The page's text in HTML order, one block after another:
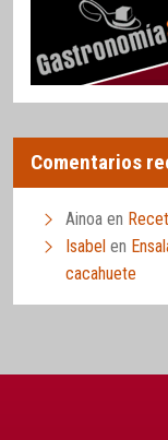
Comentarios
Ainoa en
Isabel en
cacahuete